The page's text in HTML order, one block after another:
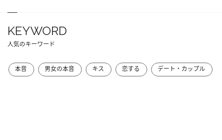
KEYWORD
人気のキーワード
本音 男女の本音 キス 恋する デート・カップル